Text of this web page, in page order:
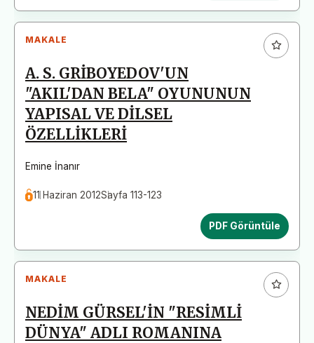
MAKALE
A. S. GRİBOYEDOV'UN
"AKIL'DAN BELA" OYUNUNUN
YAPISAL VE DİLSEL
ÖZELLİKLERİ
Emine İnanır
11 Haziran 2012Sayfa 113-123
PDF Görüntüle
MAKALE
NEDİM GÜRSEL'İN "RESİMLİ
DÜNYA" ADLI ROMANINA